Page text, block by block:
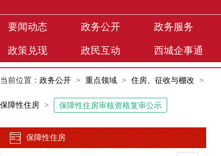
要闻动态 政务公开 政务服务
政策兑现 政民互动 西城企事通
当前位置： 政务公开 > 重点领域 > 住房、征收与棚改 >
保障性住房 > 保障性住房审核资格复审公示
保障性住房